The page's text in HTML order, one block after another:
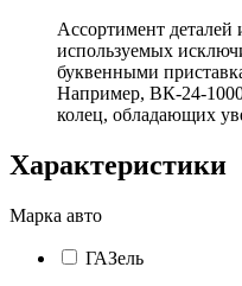
Ассортимент
используемых
буквенными
Например, ВК-24-
колец, обладающих
Характеристики
Марка авто
ГАЗель